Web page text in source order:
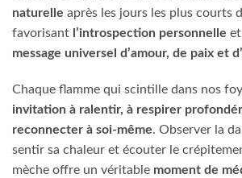
naturelle après les jours les plus courts
favorisant l’introspection personnelle
message universel d’amour, de paix et
Chaque flamme qui scintille dans nos
invitation à ralentir, à respirer
reconnecter à soi-même. Observer la
sentir sa chaleur et écouter le
mèche offre un véritable moment de